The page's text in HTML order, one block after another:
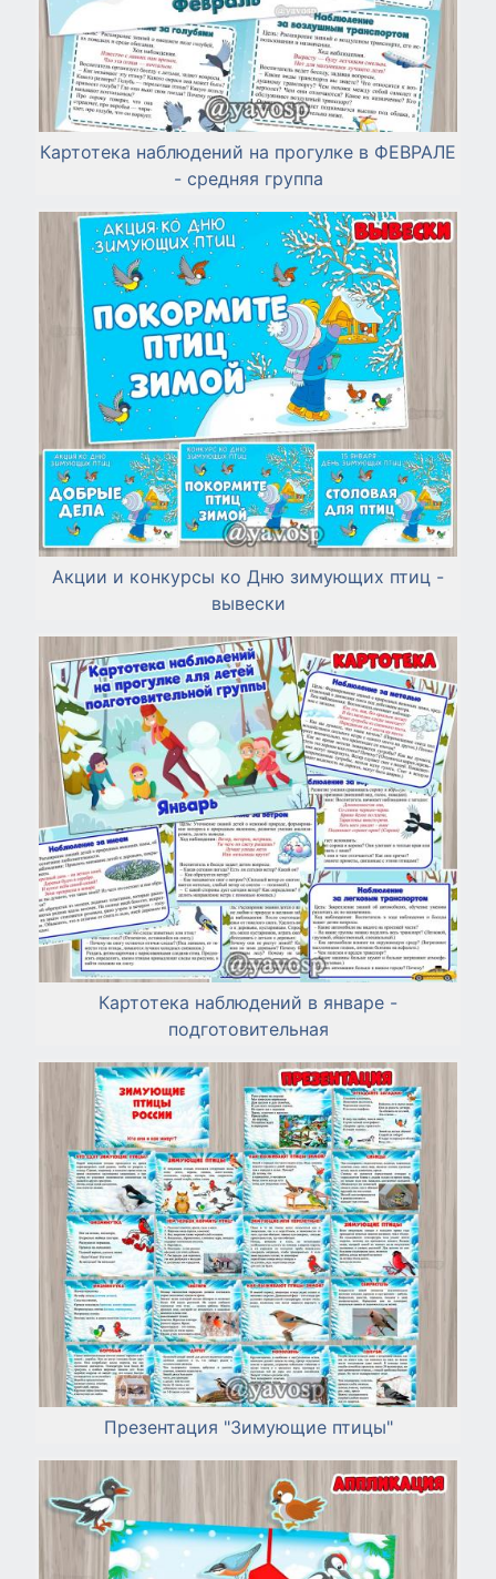
Картотека наблюдений на прогулке в ФЕВРАЛЕ
- средняя группа
Акции и конкурсы ко Дню зимующих птиц -
вывески
Картотека наблюдений в январе -
подготовительная
Презентация "Зимующие птицы"